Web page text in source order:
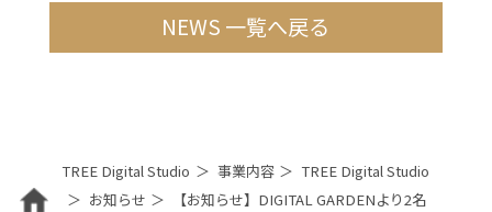
NEWS 一覧へ戻る
TREE Digital Studio 事業内容
TREE Digital Studio
お知らせ
【お知らせ】DIGITAL GARDENより2名